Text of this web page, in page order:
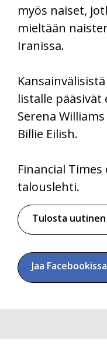
myös naiset,
mieltään
Iranissa.
listalle
Serena
Billie Eilish.
Financial
talouslehti.
Tulosta uutinen
Jaa Facebookissa